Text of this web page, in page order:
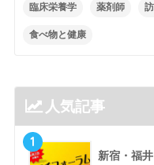
臨床栄養学 薬剤師
食べ物と健康
人気記事
1
新宿・福